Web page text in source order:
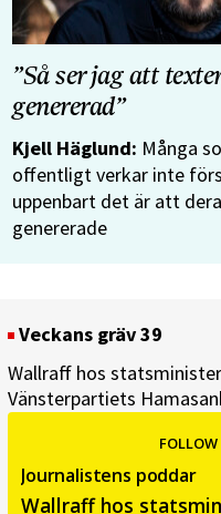
”Så ser jag att
genererad”
Kjell Häglund: Många
offentligt verkar inte
uppenbart det är att
genererade
Veckans gräv 39
Wallraff hos
Vänsterpartiets